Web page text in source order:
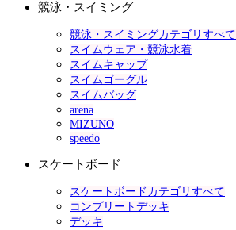
競泳・スイミング
競泳・スイミングカテゴリすべて
スイムウェア・競泳水着
スイムキャップ
スイムゴーグル
スイムバッグ
arena
MIZUNO
speedo
スケートボード
スケートボードカテゴリすべて
コンプリートデッキ
デッキ